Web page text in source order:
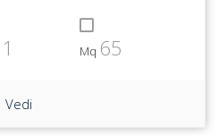
1 Mq 65
Vedi